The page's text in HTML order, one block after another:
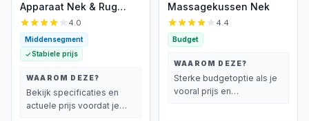
Apparaat Nek & Rug
Shiatsu Kussen met
Warmte
4.0
Middensegment
Stabiele prijs
WAAROM DEZE?
Bekijk specificaties en
actuele prijs voordat je
Massagekussen Nek
4.4
Budget
WAAROM DEZE?
Sterke budgetoptie als je
vooral prijs en